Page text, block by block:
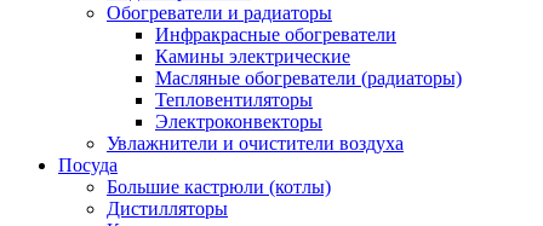
Обогреватели и радиаторы
Инфракрасные обогреватели
Камины электрические
Масляные обогреватели (радиаторы)
Тепловентиляторы
Электроконвекторы
Увлажнители и очистители воздуха
Посуда
Большие кастрюли (котлы)
Дистилляторы